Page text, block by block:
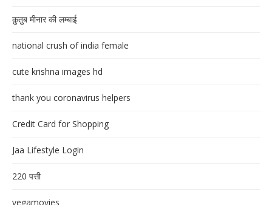
क़ुतुब मीनार की लम्बाई
national crush of india female
cute krishna images hd
thank you coronavirus helpers
Credit Card for Shopping
Jaa Lifestyle Login
220 पत्ती
vegamovies